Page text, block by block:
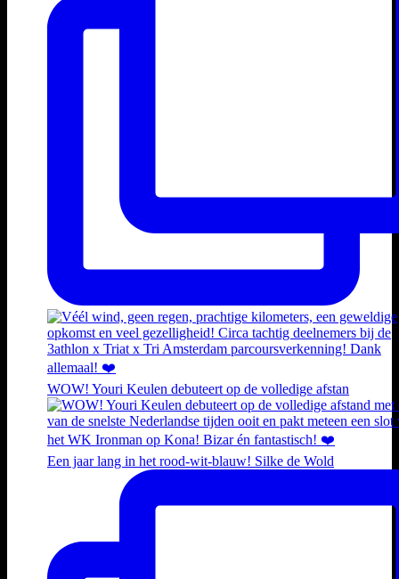
WOW! Youri Keulen debuteert op de volledige afstan
Een jaar lang in het rood-wit-blauw! Silke de Wold